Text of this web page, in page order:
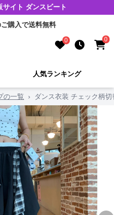
サイト ダンスビート
購入で送料無料
0 0
人気ランキング
の一覧 › ダンス衣装 チェック柄